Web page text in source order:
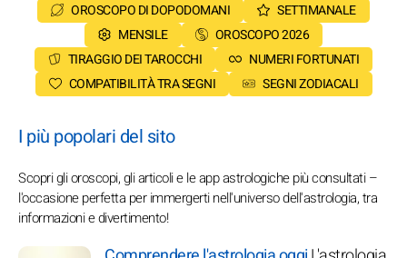
OROSCOPO DI DOPODOMANI
SETTIMANALE
MENSILE
OROSCOPO 2026
TIRAGGIO DEI TAROCCHI
NUMERI FORTUNATI
COMPATIBILITÀ TRA SEGNI
SEGNI ZODIACALI
I più popolari del sito
Scopri gli oroscopi, gli articoli e le app astrologiche più consultati –
l'occasione perfetta per immergerti nell'universo dell'astrologia, tra
informazioni e divertimento!